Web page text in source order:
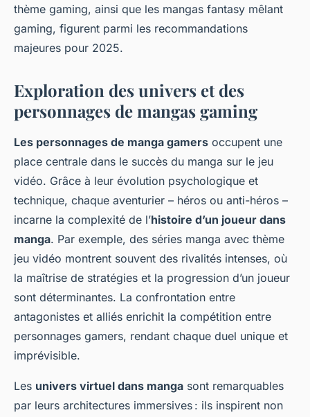
thème gaming, ainsi que les mangas fantasy mêlant
gaming, figurent parmi les recommandations
majeures pour 2025.
Exploration des univers et des
personnages de mangas gaming
Les personnages de manga gamers occupent une
place centrale dans le succès du manga sur le jeu
vidéo. Grâce à leur évolution psychologique et
technique, chaque aventurier – héros ou anti-héros –
incarne la complexité de l’histoire d’un joueur dans
manga. Par exemple, des séries manga avec thème
jeu vidéo montrent souvent des rivalités intenses, où
la maîtrise de stratégies et la progression d’un joueur
sont déterminantes. La confrontation entre
antagonistes et alliés enrichit la compétition entre
personnages gamers, rendant chaque duel unique et
imprévisible.
Les univers virtuel dans manga sont remarquables
par leurs architectures immersives : ils inspirent non